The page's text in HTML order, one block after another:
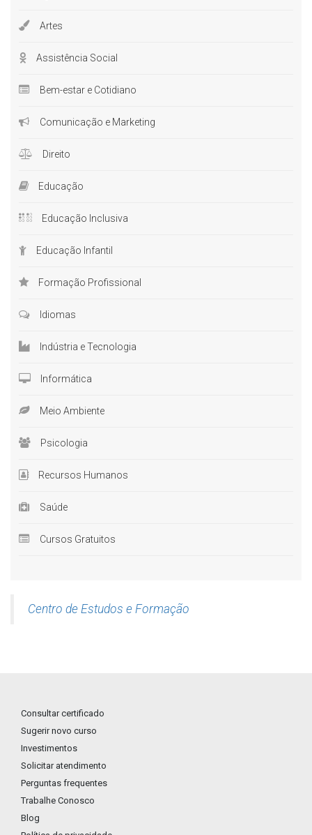
Artes
Assistência Social
Bem-estar e Cotidiano
Comunicação e Marketing
Direito
Educação
Educação Inclusiva
Educação Infantil
Formação Profissional
Idiomas
Indústria e Tecnologia
Informática
Meio Ambiente
Psicologia
Recursos Humanos
Saúde
Cursos Gratuitos
Centro de Estudos e Formação
Consultar certificado
Sugerir novo curso
Investimentos
Solicitar atendimento
Perguntas frequentes
Trabalhe Conosco
Blog